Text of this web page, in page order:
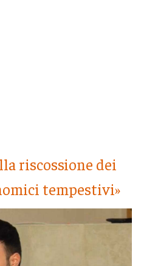
riscossione dei
tempestivi»